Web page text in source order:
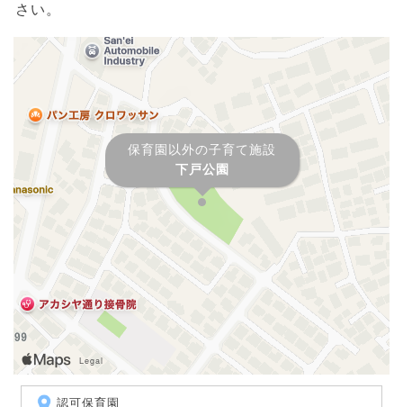
さい。
保育園以外の子育て施設
下戸公園
認可保育園